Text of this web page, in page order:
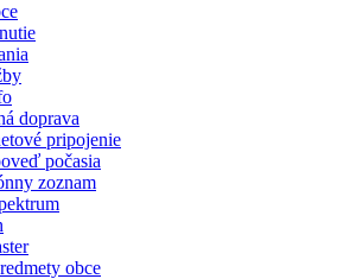
doprava
pripojenie
počasia
zoznam
obce